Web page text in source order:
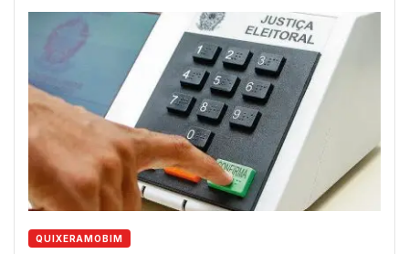
QUIXERAMOBIM